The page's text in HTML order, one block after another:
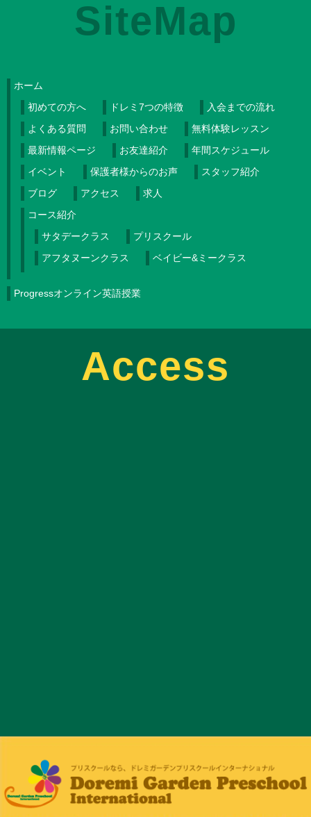
SiteMap
ホーム
初めての方へ
ドレミ7つの特徴
入会までの流れ
よくある質問
お問い合わせ
無料体験レッスン
最新情報ページ
お友達紹介
年間スケジュール
イベント
保護者様からのお声
スタッフ紹介
ブログ
アクセス
求人
コース紹介
サタデークラス
プリスクール
アフタヌーンクラス
ベイビー&ミークラス
Progressオンライン英語授業
Access